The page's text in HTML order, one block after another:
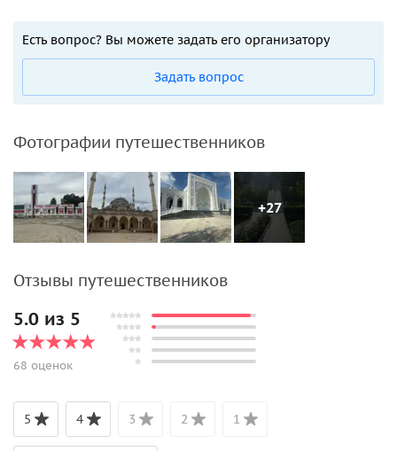
Есть вопрос? Вы можете задать его организатору
Задать вопрос
Фотографии путешественников
+27
Отзывы путешественников
5.0 из 5
68 оценок
5 4 3 2 1